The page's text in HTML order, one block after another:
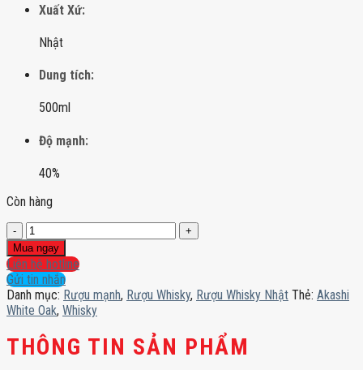
Xuất Xứ:
Nhật
Dung tích:
500ml
Độ mạnh:
40%
Còn hàng
Akashi
White
Oak
số
lượng
Mua ngay
Liên hệ hotline
Gửi tin nhắn
Danh mục: Rượu mạnh, Rượu Whisky, Rượu Whisky Nhật Thẻ: Akashi
White Oak, Whisky
THÔNG TIN SẢN PHẨM